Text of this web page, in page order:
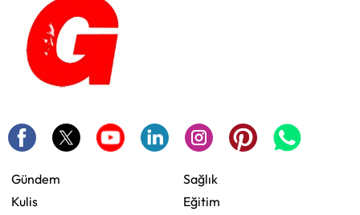
Gündem
Kulis
Sağlık
Eğitim